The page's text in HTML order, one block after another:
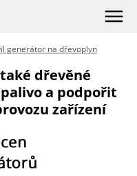
generátor na dřevoplyn
dřevěné
a podpořit
zařízení